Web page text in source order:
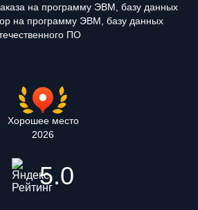
на программу ЭВМ, базу данных
на программу ЭВМ, базу данных
ПО
Хорошее место
2026
5.0